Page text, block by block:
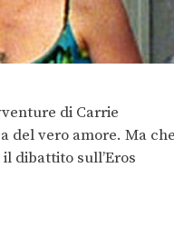
di Carrie
del vero amore. Ma
dibattito sull’Eros